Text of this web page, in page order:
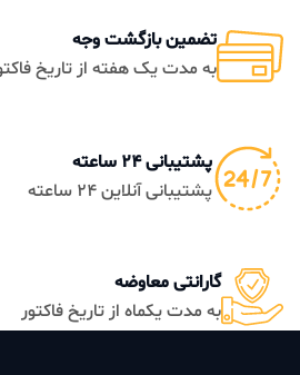
تضمین بازگشت وجه
به مدت یک هفته از تاریخ فاکتور
پشتیبانی 24 ساعته
پشتیبانی آنلاین 24 ساعته
گارانتی معاوضه
به مدت یکماه از تاریخ فاکتور